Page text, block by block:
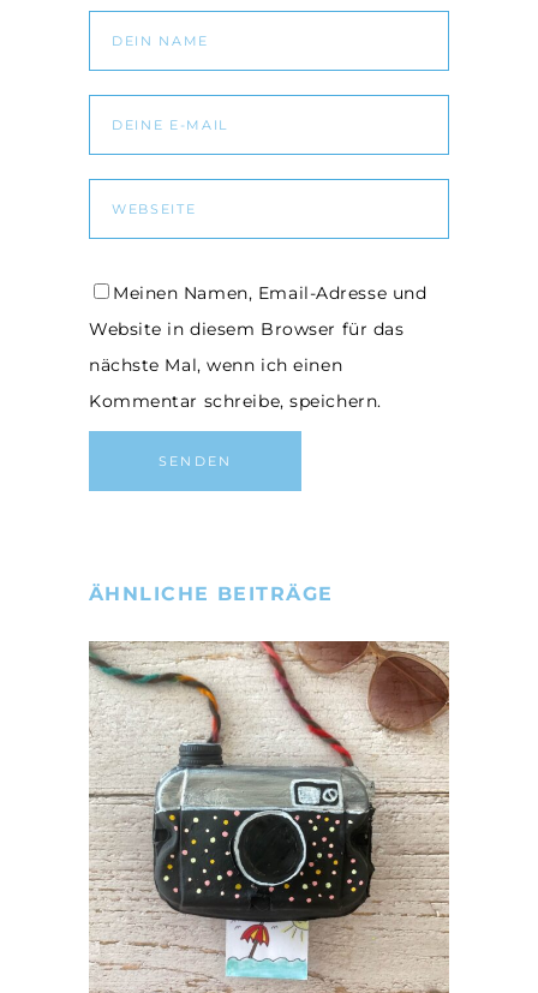
Meinen Namen, Email-Adresse und
Website in diesem Browser für das
nächste Mal, wenn ich einen
Kommentar schreibe, speichern.
ÄHNLICHE BEITRÄGE